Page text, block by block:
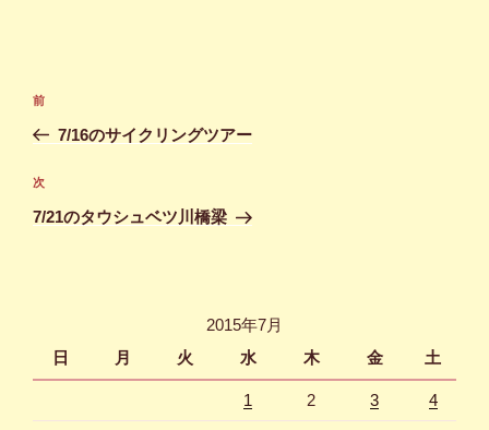
投
ナ
ビ
ゲ
前
の
稿
前
7/16のサイクリングツアー
次
の
次
7/21のタウシュベツ川橋梁
2015年7月
日
月 火 水 木 金 土
1 2 3 4